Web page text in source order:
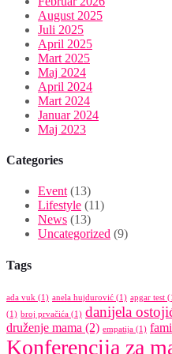
August 2025
Juli 2025
April 2025
Mart 2025
Maj 2024
April 2024
Mart 2024
Januar 2024
Maj 2023
Categories
Event(13)
Lifestyle (11)
News (13)
Uncategorized (9)
Tags
ada vuk (1) anela hujdurović (1) apgar test
(1) broj prvačića (1) danijela
druženje mama (2) empatija (1)
Konferencija za